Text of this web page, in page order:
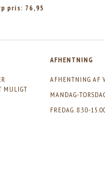
pris: 76,95
MULIGT
AFHENTNING
AFHENTNING AF
MANDAG-
FREDAG. 8.30-